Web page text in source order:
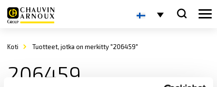
Koti Tuotteet, jotka on merkitty "206459"
206459